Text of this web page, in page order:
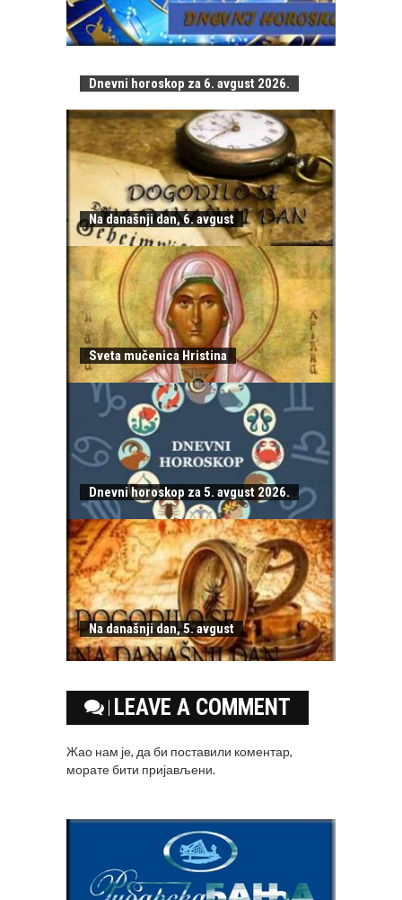
Dnevni horoskop za 6. avgust 2026.
Na današnji dan, 6. avgust
Sveta mučenica Hristina
Dnevni horoskop za 5. avgust 2026.
Na današnji dan, 5. avgust
LEAVE A COMMENT
Жао нам је, да би поставили коментар,
моратебити пријављени.